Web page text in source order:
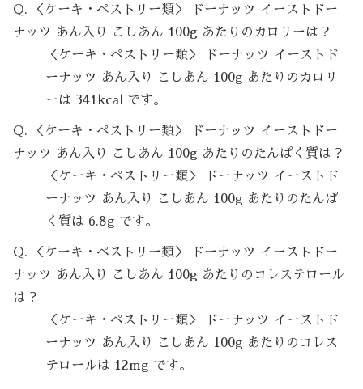
Q. ＜ケーキ・ペストリー類＞ ドーナッツ イーストドー
ナッツ あん入り こしあん 100g あたりのカロリーは？
＜ケーキ・ペストリー類＞ ドーナッツ イーストド
ーナッツ あん入り こしあん 100g あたりのカロリ
ーは 341kcal です。
Q. ＜ケーキ・ペストリー類＞ ドーナッツ イーストドー
ナッツ あん入り こしあん 100g あたりのたんぱく質は？
＜ケーキ・ペストリー類＞ ドーナッツ イーストド
ーナッツ あん入り こしあん 100g あたりのたんぱ
く質は 6.8g です。
Q. ＜ケーキ・ペストリー類＞ ドーナッツ イーストドー
ナッツ あん入り こしあん 100g あたりのコレステロール
は？
＜ケーキ・ペストリー類＞ ドーナッツ イーストド
ーナッツ あん入り こしあん 100g あたりのコレス
テロールは 12mg です。